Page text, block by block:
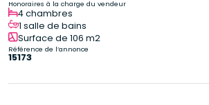
Honoraires à la charge du vendeur
4 chambres
1 salle de bains
Surface de 106 m2
Référence de l’annonce
15173